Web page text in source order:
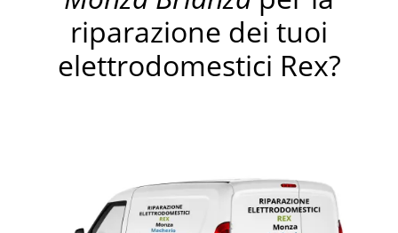
riparazione dei tuoi
elettrodomestici Rex?